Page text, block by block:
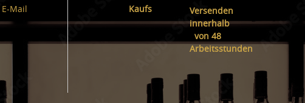
E-Mail
Kaufs
Versenden
innerhalb
von 48
Arbeitsstunden